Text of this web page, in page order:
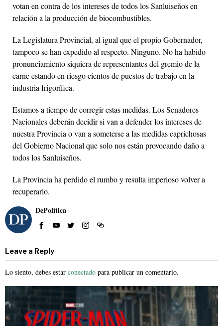
votan en contra de los intereses de todos los Sanluiseños en
relación a la producción de biocombustibles.
La Legislatura Provincial, al igual que el propio Gobernador,
tampoco se han expedido al respecto. Ninguno. No ha habido
pronunciamiento siquiera de representantes del gremio de la
carne estando en riesgo cientos de puestos de trabajo en la
industria frigorífica.
Estamos a tiempo de corregir estas medidas. Los Senadores
Nacionales deberán decidir si van a defender los intereses de
nuestra Provincia o van a someterse a las medidas caprichosas
del Gobierno Nacional que solo nos están provocando daño a
todos los Sanluiseños.
La Provincia ha perdido el rumbo y resulta imperioso volver a
recuperarlo.
DePolítica
Leave a Reply
Lo siento, debes estar conectado para publicar un comentario.